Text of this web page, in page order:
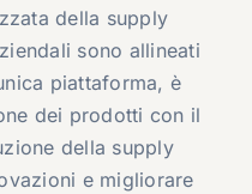
della supply
sono allineati
piattaforma, è
dei prodotti con il
della supply
e migliorare